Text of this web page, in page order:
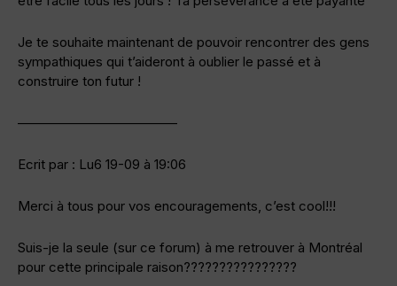
Je te souhaite maintenant de pouvoir rencontrer des gens
sympathiques qui t’aideront à oublier le passé et à
construire ton futur !
————————————
Ecrit par : Lu6 19-09 à 19:06
Merci à tous pour vos encouragements, c’est cool!!!
Suis-je la seule (sur ce forum) à me retrouver à Montréal
pour cette principale raison????????????????